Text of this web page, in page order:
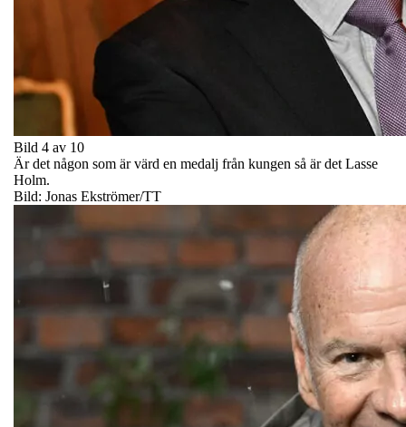
Bild 4 av 10
Är det någon som är värd en medalj från kungen så är det Lasse
Holm.
Bild: Jonas Ekströmer/TT